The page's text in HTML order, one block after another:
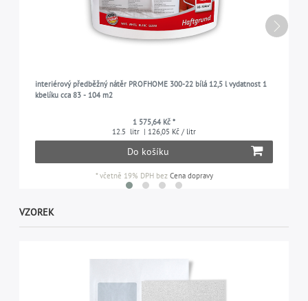
interiérový předběžný nátěr PROFHOME 300-22 bílá 12,5 l vydatnost 1
kbelíku cca 83 - 104 m2
1 575,64 Kč *
12.5 litr | 126,05 Kč / litr
Do košíku
*včetně 19% DPHbez Cena dopravy
VZOREK